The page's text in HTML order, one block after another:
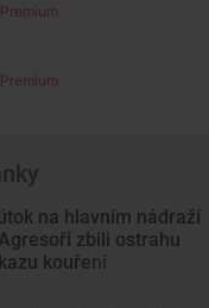
Premium
Premium
na hlavním nádraží
zbili ostrahu
kouření